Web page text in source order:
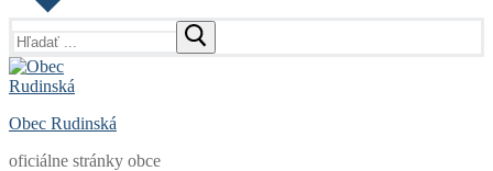
Obec Rudinská
oficiálne stránky obce